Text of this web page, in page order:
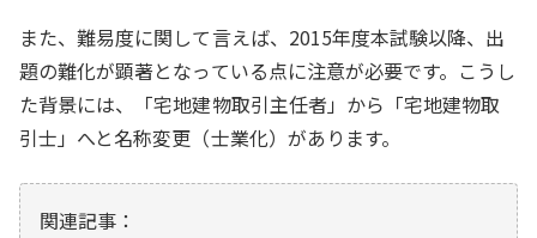
また、難易度に関して言えば、2015年度本試験以降、出
題の難化が顕著となっている点に注意が必要です。こうし
た背景には、「宅地建物取引主任者」から「宅地建物取
引士」へと名称変更（士業化）があります。
関連記事：